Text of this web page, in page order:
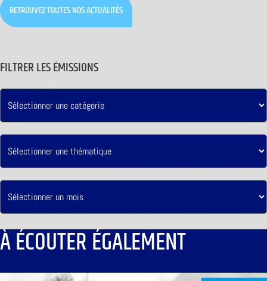
RETROUVEZ TOUTES NOS ACTUALITÉS
FILTRER LES ÉMISSIONS
À ÉCOUTER ÉGALEMENT